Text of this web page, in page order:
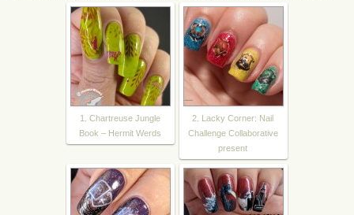
1. Chartreuse Jungle
Book – Hermit Werds
2. Lacky Corner: Nail
Challenge Collaborative
present